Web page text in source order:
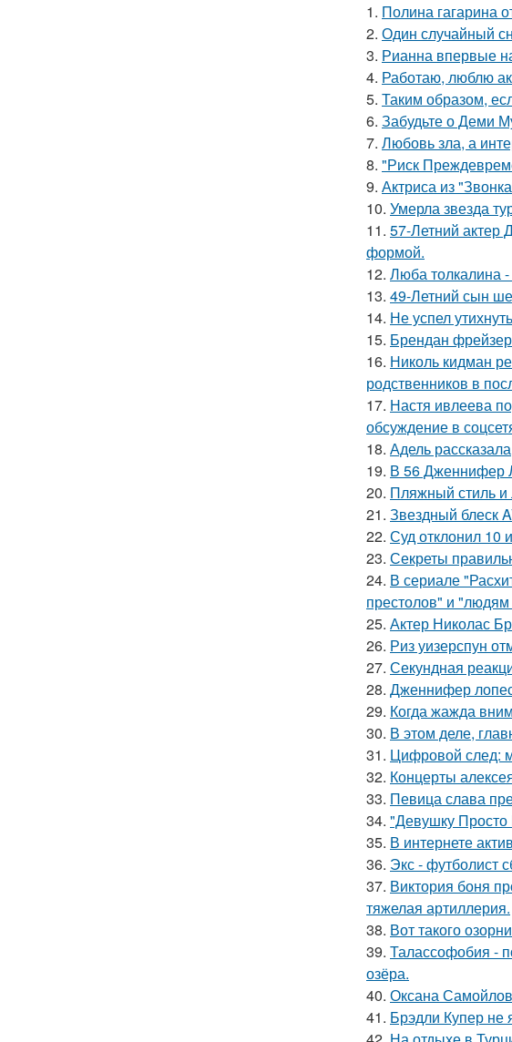
1. Полина гагарина
2. Один случайный
3. Рианна впервые
4. Работаю, люблю
5. Таким образом,
6. Забудьте о Деми
7. Любовь зла, а
8. "Риск
9. Актриса из
10. Умерла звезда
11. 57-Летний актер
формой.
12. Люба толкалина
13. 49-Летний сын
14. Не успел
15. Брендан
16. Николь кидман
родственников в
17. Настя ивлеева
обсуждение в
18. Адель
19. В 56 Дженнифер
20. Пляжный стиль и
21. Звездный блеск
22. Суд отклонил 10
23. Секреты
24. В сериале
престолов" и "людям
25. Актер Николас
26. Риз уизерспун
27. Секундная
28. Дженнифер
29. Когда жажда
30. В этом деле,
31. Цифровой след:
32. Концерты
33. Певица слава
34. "Девушку Просто
35. В интернете
36. Экс - футболист
37. Виктория боня
тяжелая артиллерия.
38. Вот такого
39. Талассофобия -
озёра.
40. Оксана
41. Брэдли Купер не